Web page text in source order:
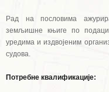
Рад на пословима
земљишне књиге по
уредима и издвојеним
судова.
Потребне квалификације: